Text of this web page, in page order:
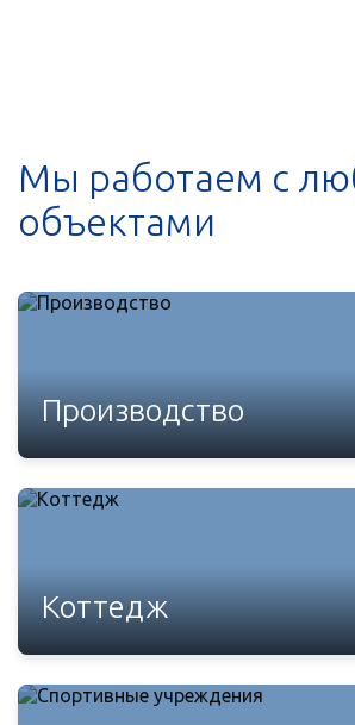
Мы работаем с
объектами
Производство
Коттедж